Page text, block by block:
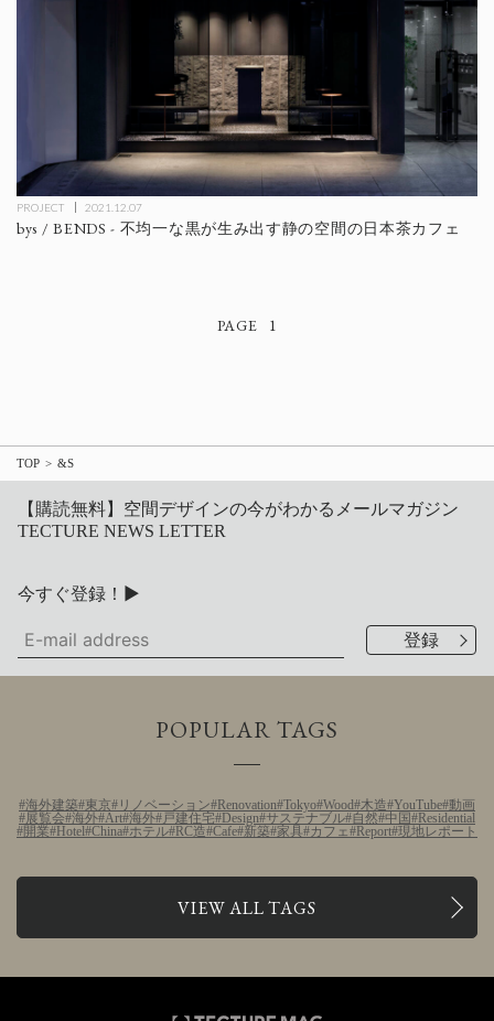
PROJECT 2021.12.07
bys / BENDS - 不均一な黒が生み出す静の空間の日本茶カフェ
1
TOP &S
【購読無料】空間デザインの今がわかるメールマガジン
TECTURE NEWS LETTER
今すぐ登録！▶
POPULAR TAGS
海外建築 東京 リノベーション Renovation Tokyo Wood 木造 YouTube 動画
展覧会 海外 Art 海外 戸建住宅 Design サステナブル 自然 中国
Residential
開業
Hotel China ホテル RC造 Cafe 新築 家具 カフェ Report 現地レポート
VIEW ALL TAGS